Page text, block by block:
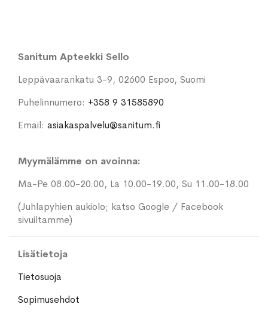
Sanitum Apteekki Sello
Leppävaarankatu 3-9, 02600 Espoo, Suomi
Puhelinnumero: +358 9 31585890
Email: asiakaspalvelu@sanitum.fi
Myymälämme on avoinna:
Ma-Pe 08.00-20.00, La 10.00-19.00, Su 11.00-18.00
(Juhlapyhien aukiolo; katso Google / Facebook
sivuiltamme)
Lisätietoja
Tietosuoja
Sopimusehdot